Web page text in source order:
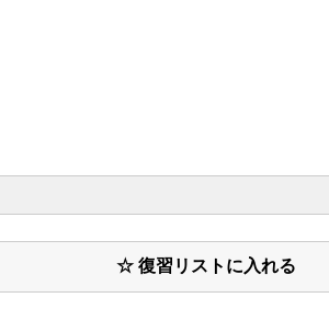
☆ 復習リストに入れる